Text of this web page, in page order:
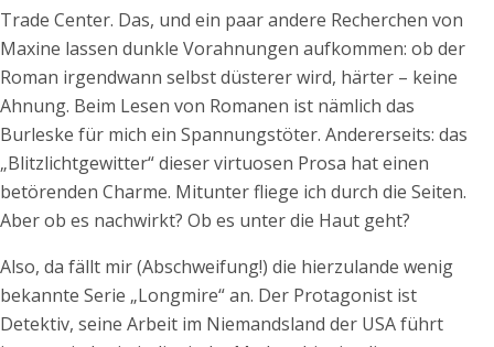
Trade Center. Das, und ein paar andere Recherchen von
Maxine lassen dunkle Vorahnungen aufkommen: ob der
Roman irgendwann selbst düsterer wird, härter – keine
Ahnung. Beim Lesen von Romanen ist nämlich das
Burleske für mich ein Spannungstöter. Andererseits: das
„Blitzlichtgewitter“ dieser virtuosen Prosa hat einen
betörenden Charme. Mitunter fliege ich durch die Seiten.
Aber ob es nachwirkt? Ob es unter die Haut geht?
Also, da fällt mir (Abschweifung!) die hierzulande wenig
bekannte Serie „Longmire“ an. Der Protagonist ist
Detektiv, seine Arbeit im Niemandsland der USA führt